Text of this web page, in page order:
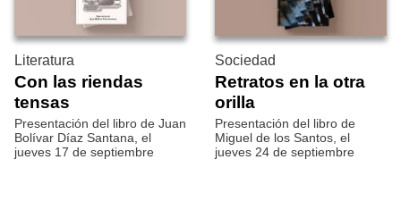
Literatura
Con las riendas
tensas
Presentación del libro de Juan
Bolívar Díaz Santana, el
jueves 17 de septiembre
Sociedad
Retratos en la otra
orilla
Presentación del libro de
Miguel de los Santos, el
jueves 24 de septiembre